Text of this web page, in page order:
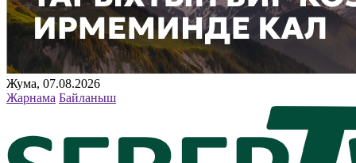
Жума, 07.08.2026
Жарнама Байланыш